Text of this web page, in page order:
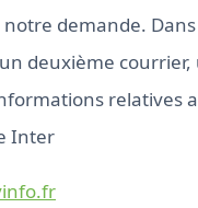
demande.
deuxième
relatives
Inter